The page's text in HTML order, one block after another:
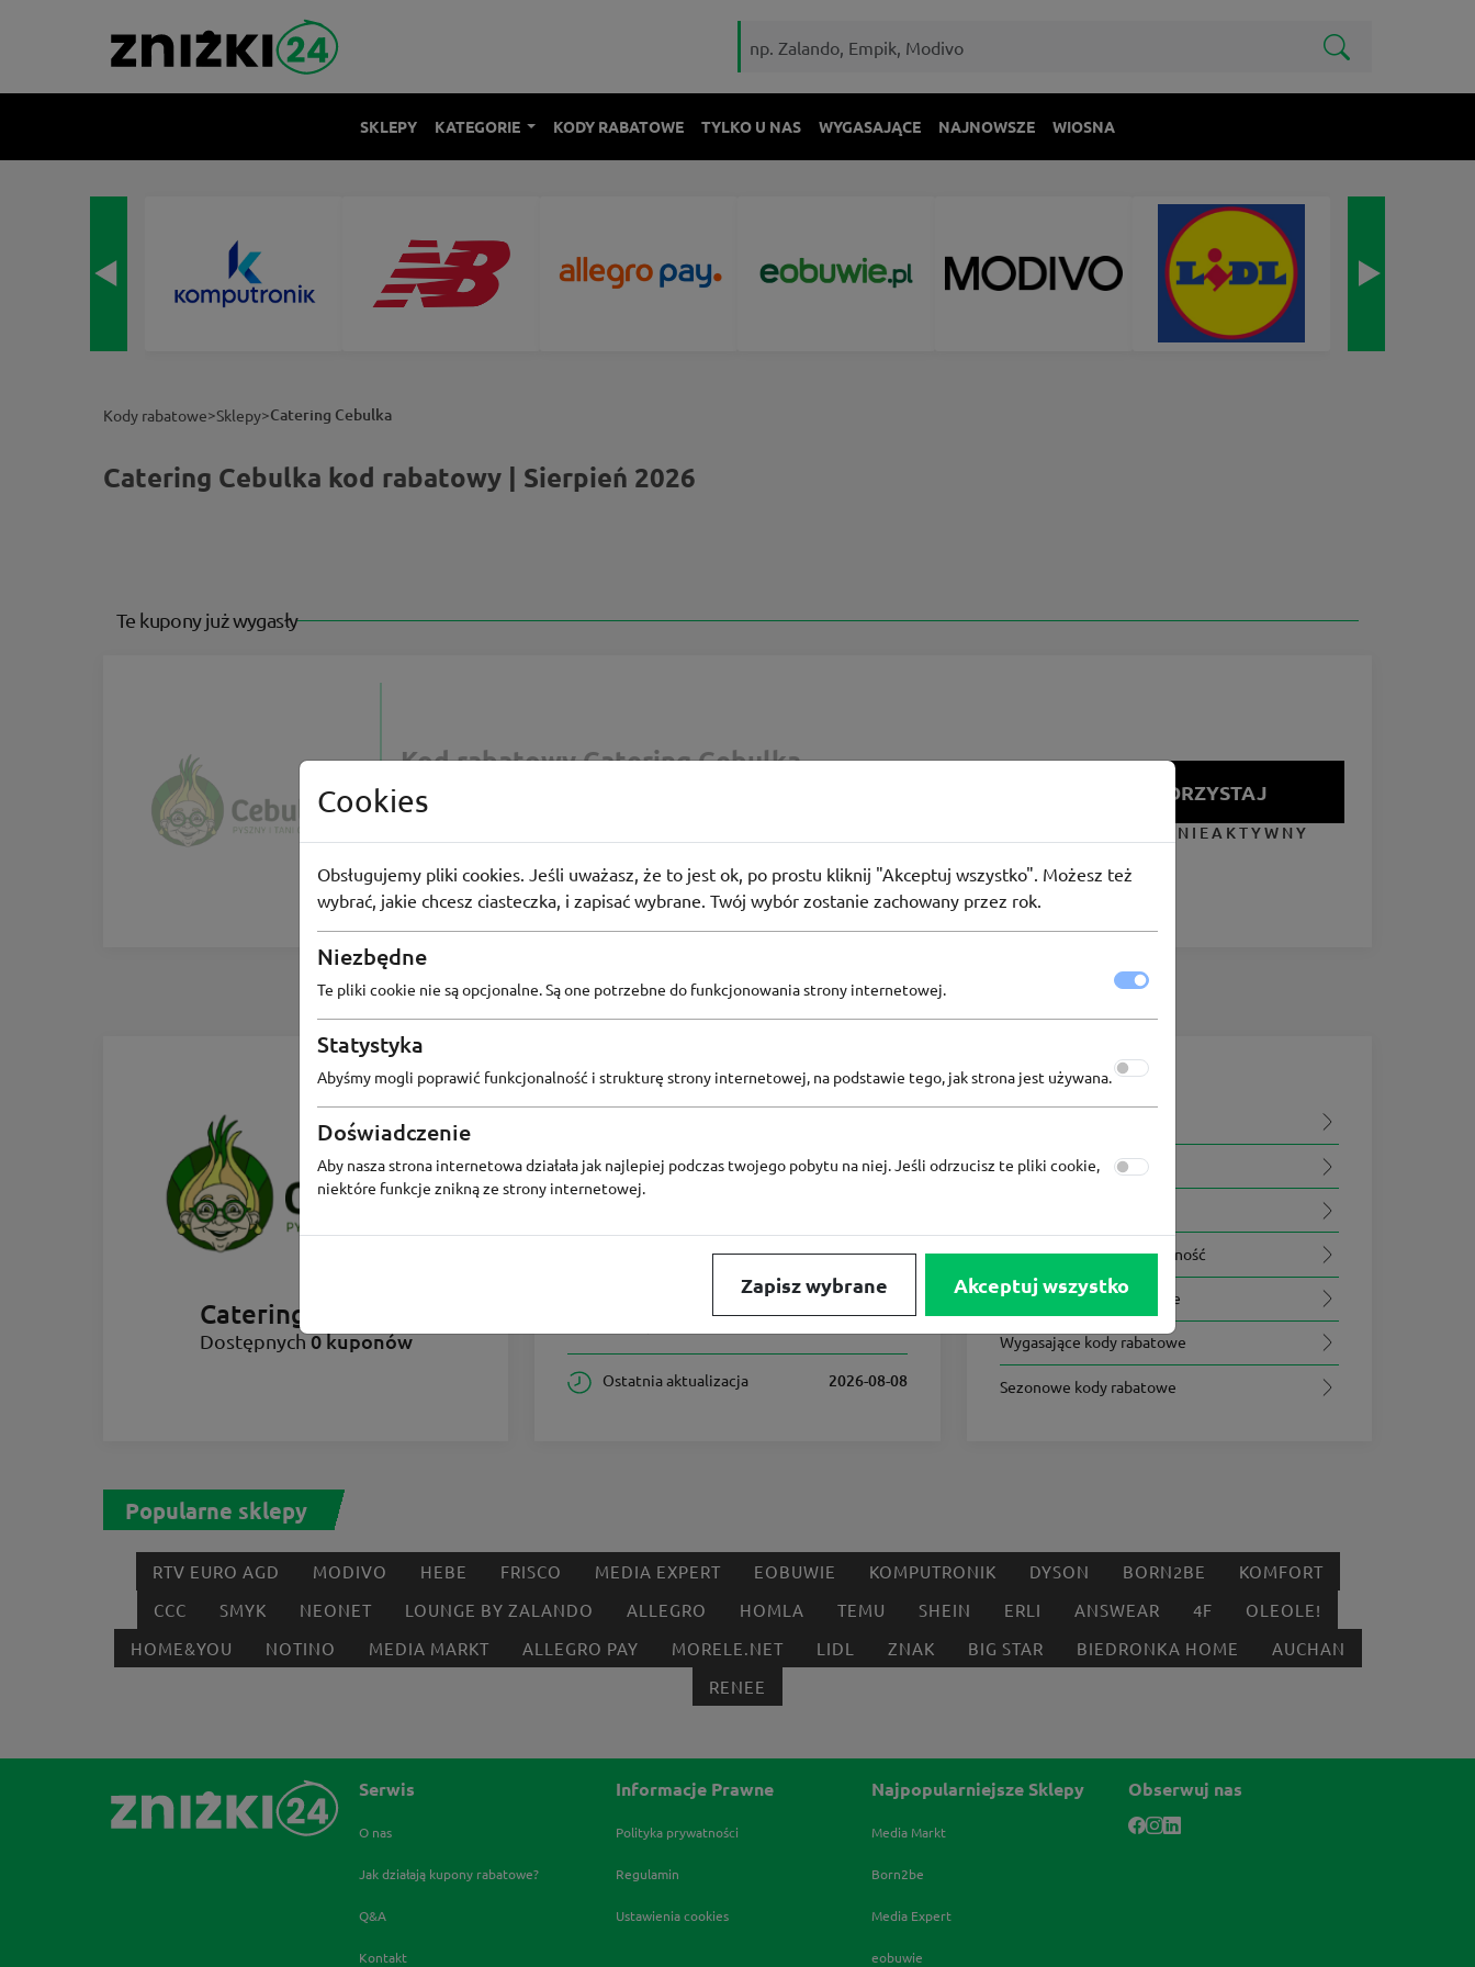
SKLEPY KATEGORIE KODY RABATOWE TYLKO U NAS WYGASAJĄCE NAJNOWSZE WIOSNA
Kody rabatowe>Sklepy>Catering Cebulka
Catering Cebulka kod rabatowy | Sierpień 2026
Te kupony już wygasły
Kod rabatowy Catering Cebulka
42osoby użyły
PROMO
Więcej informacji
SKORZYSTAJ
KUPON NIEAKTYWNY
1
Catering Cebulka
Dostępnych0 kuponów
Aktualne zniżki
i kupony
Ostatnia aktualizacja 2026-08-08
Na skróty
Wszystkie kody rabatowe
Kody rabatowe na wyłączność
Najnowsze kody rabatowe
Wygasające kody rabatowe
Sezonowe kody rabatowe
Popularne sklepy
RTV EURO AGD MODIVO HEBE FRISCO MEDIA EXPERT EOBUWIE KOMPUTRONIK DYSON BORN2BE
KOMFORT
CCC
SMYK NEONET LOUNGE BY ZALANDO ALLEGRO HOMLA TEMU SHEIN ERLI ANSWEAR 4F
OLEOLE!
HOME&YOU
NOTINO MEDIA MARKT ALLEGRO PAY MORELE.NET LIDL ZNAK BIG STAR BIEDRONKA HOME
AUCHAN
RENEE
Serwis
O nas
Jak działają kupony rabatowe?
Q&A
Kontakt
Informacje Prawne
Polityka prywatności
Regulamin
Ustawienia cookies
Najpopularniejsze Sklepy
Media Markt
Born2be
Media Expert
eobuwie
Obserwuj nas
Cookies
Obsługujemy pliki cookies. Jeśli uważasz, że to jest ok, po prostu kliknij "Akceptuj wszystko". Możesz też
wybrać, jakie chcesz ciasteczka, i zapisać wybrane. Twój wybór zostanie zachowany przez rok.
Niezbędne
Te pliki cookie nie są opcjonalne. Są one potrzebne do funkcjonowania strony internetowej.
Statystyka
Abyśmy mogli poprawić funkcjonalność i strukturę strony internetowej, na podstawie tego, jak strona jest używana.
Doświadczenie
Aby nasza strona internetowa działała jak najlepiej podczas twojego pobytu na niej. Jeśli odrzucisz te pliki cookie,
niektóre funkcje znikną ze strony internetowej.
Zapisz wybrane Akceptuj wszystko